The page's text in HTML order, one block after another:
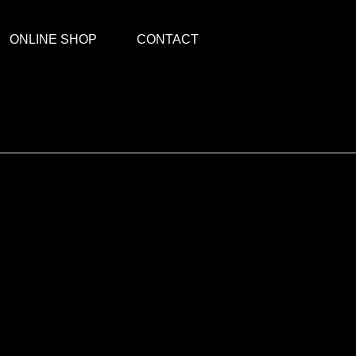
ONLINE SHOP CONTACT